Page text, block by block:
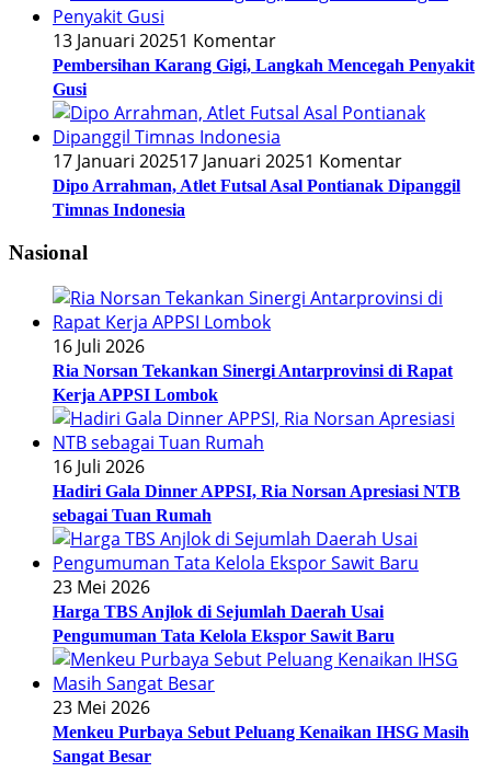
13 Januari 20251 Komentar
Pembersihan Karang Gigi, Langkah Mencegah Penyakit
Gusi
17 Januari 202517 Januari 20251 Komentar
Dipo Arrahman, Atlet Futsal Asal Pontianak Dipanggil
Timnas Indonesia
Nasional
16 Juli 2026
Ria Norsan Tekankan Sinergi Antarprovinsi di Rapat
Kerja APPSI Lombok
16 Juli 2026
Hadiri Gala Dinner APPSI, Ria Norsan Apresiasi NTB
sebagai Tuan Rumah
23 Mei 2026
Harga TBS Anjlok di Sejumlah Daerah Usai
Pengumuman Tata Kelola Ekspor Sawit Baru
23 Mei 2026
Menkeu Purbaya Sebut Peluang Kenaikan IHSG Masih
Sangat Besar